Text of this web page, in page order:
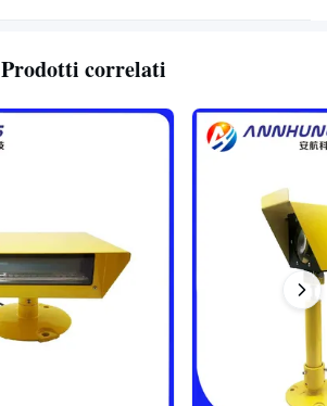
Prodotti correlati